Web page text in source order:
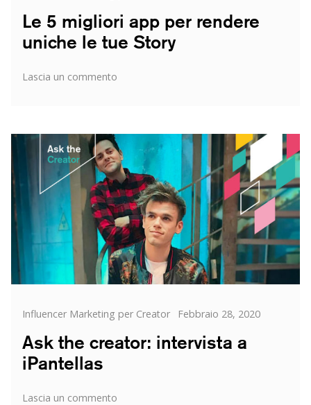
Le 5 migliori app per rendere
uniche le tue Story
Lascia un commento
app
per
rendere
uniche
le
tue
Story
Categorie
Influencer Marketing per Creator
Posted
Febbraio 28, 2020
Ask the creator: intervista a
iPantellas
Lascia un commento